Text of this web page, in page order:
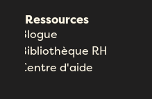
Ressources
Blogue
Bibliothèque RH
Centre d'aide